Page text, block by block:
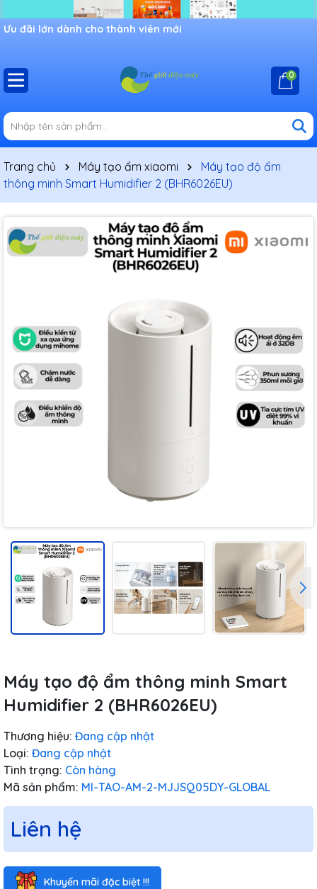
Ưu đãi lớn dành cho thành viên mới
0
Trang chủ Máy tạo ẩm xiaomi
Máy tạo độ ẩm
thông minh Smart Humidifier 2 (BHR6026EU)
Máy tạo độ ẩm thông minh Smart
Humidifier 2 (BHR6026EU)
Thương hiệu: Đang cập nhật
Loại: Đang cập nhật
Tình trạng: Còn hàng
Mã sản phẩm: MI-TAO-AM-2-MJJSQ05DY-GLOBAL
Liên hệ
Khuyến mãi đặc biệt !!!